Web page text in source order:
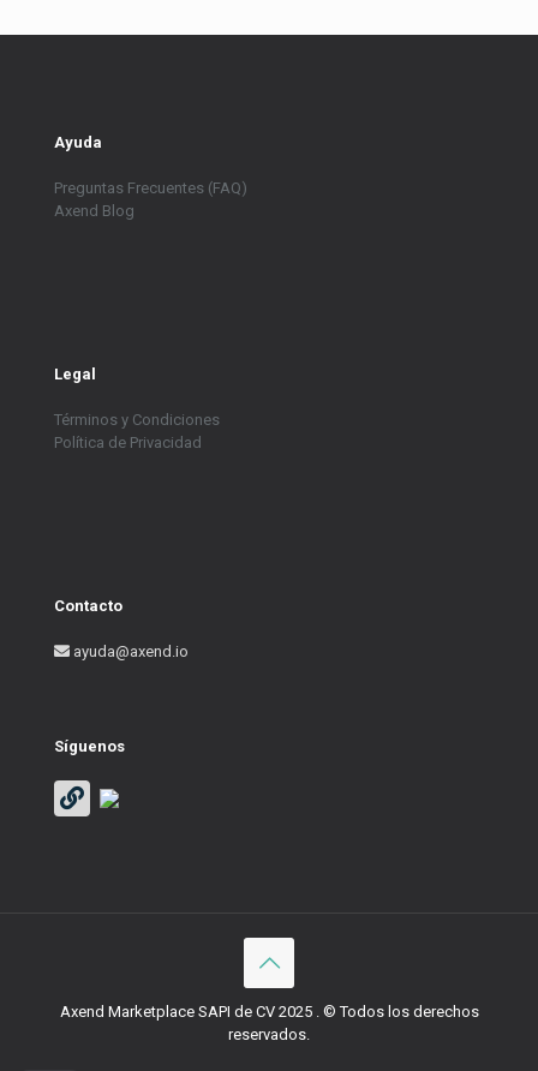
Ayuda
Preguntas Frecuentes (FAQ)
Axend Blog
Legal
Términos y Condiciones
Política de Privacidad
Contacto
ayuda@axend.io
Síguenos
Axend Marketplace SAPI de CV 2025 . © Todos los derechos
reservados.